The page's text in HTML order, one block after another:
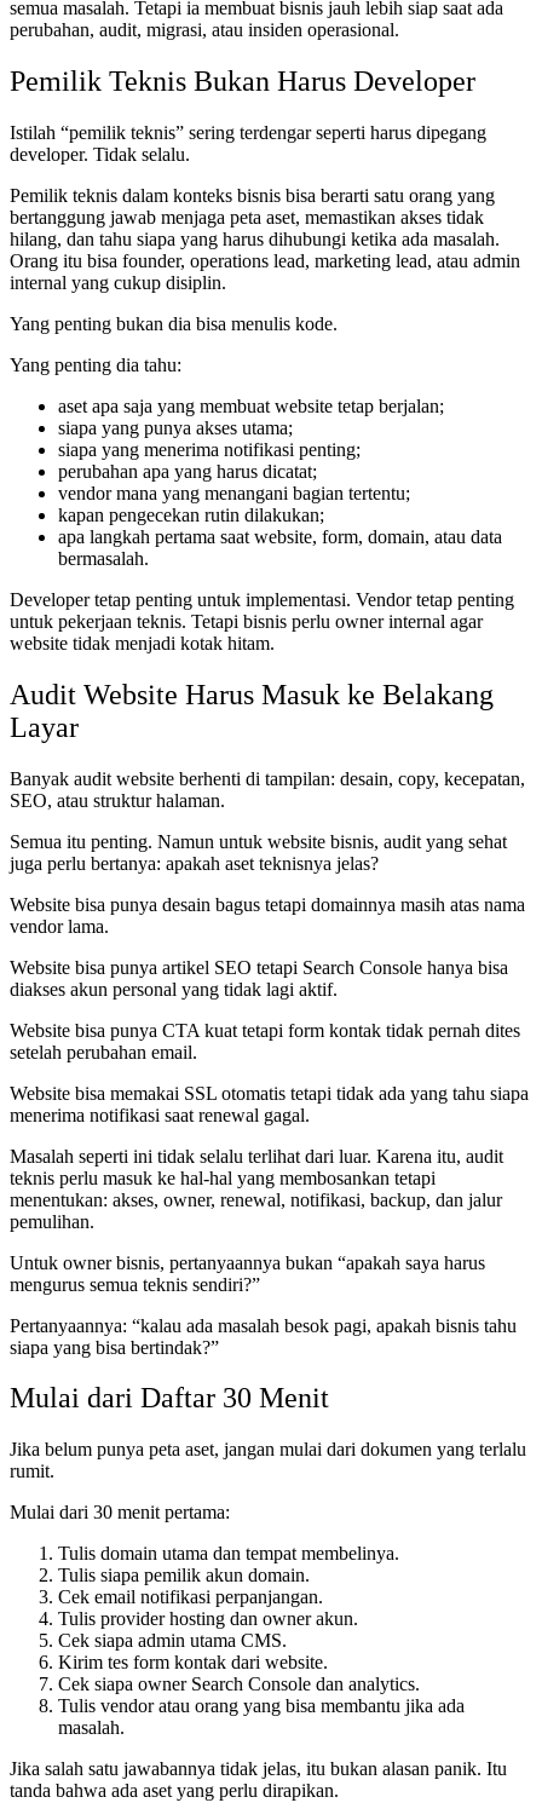
semua masalah. Tetapi ia membuat bisnis jauh lebih siap saat ada
perubahan, audit, migrasi, atau insiden operasional.
Pemilik Teknis Bukan Harus Developer
Istilah “pemilik teknis” sering terdengar seperti harus dipegang
developer. Tidak selalu.
Pemilik teknis dalam konteks bisnis bisa berarti satu orang yang
bertanggung jawab menjaga peta aset, memastikan akses tidak
hilang, dan tahu siapa yang harus dihubungi ketika ada masalah.
Orang itu bisa founder, operations lead, marketing lead, atau admin
internal yang cukup disiplin.
Yang penting bukan dia bisa menulis kode.
Yang penting dia tahu:
aset apa saja yang membuat website tetap berjalan;
siapa yang punya akses utama;
siapa yang menerima notifikasi penting;
perubahan apa yang harus dicatat;
vendor mana yang menangani bagian tertentu;
kapan pengecekan rutin dilakukan;
apa langkah pertama saat website, form, domain, atau data
bermasalah.
Developer tetap penting untuk implementasi. Vendor tetap penting
untuk pekerjaan teknis. Tetapi bisnis perlu owner internal agar
website tidak menjadi kotak hitam.
Audit Website Harus Masuk ke Belakang
Layar
Banyak audit website berhenti di tampilan: desain, copy, kecepatan,
SEO, atau struktur halaman.
Semua itu penting. Namun untuk website bisnis, audit yang sehat
juga perlu bertanya: apakah aset teknisnya jelas?
Website bisa punya desain bagus tetapi domainnya masih atas nama
vendor lama.
Website bisa punya artikel SEO tetapi Search Console hanya bisa
diakses akun personal yang tidak lagi aktif.
Website bisa punya CTA kuat tetapi form kontak tidak pernah dites
setelah perubahan email.
Website bisa memakai SSL otomatis tetapi tidak ada yang tahu siapa
menerima notifikasi saat renewal gagal.
Masalah seperti ini tidak selalu terlihat dari luar. Karena itu, audit
teknis perlu masuk ke hal-hal yang membosankan tetapi
menentukan: akses, owner, renewal, notifikasi, backup, dan jalur
pemulihan.
Untuk owner bisnis, pertanyaannya bukan “apakah saya harus
mengurus semua teknis sendiri?”
Pertanyaannya: “kalau ada masalah besok pagi, apakah bisnis tahu
siapa yang bisa bertindak?”
Mulai dari Daftar 30 Menit
Jika belum punya peta aset, jangan mulai dari dokumen yang terlalu
rumit.
Mulai dari 30 menit pertama:
Tulis domain utama dan tempat membelinya.
Tulis siapa pemilik akun domain.
Cek email notifikasi perpanjangan.
Tulis provider hosting dan owner akun.
Cek siapa admin utama CMS.
Kirim tes form kontak dari website.
Cek siapa owner Search Console dan analytics.
Tulis vendor atau orang yang bisa membantu jika ada
masalah.
Jika salah satu jawabannya tidak jelas, itu bukan alasan panik. Itu
tanda bahwa ada aset yang perlu dirapikan.